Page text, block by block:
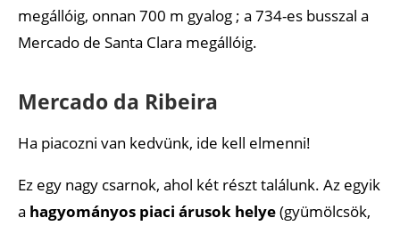
megállóig, onnan 700 m gyalog ; a 734-es busszal a
Mercado de Santa Clara megállóig.
Mercado da Ribeira
Ha piacozni van kedvünk, ide kell elmenni!
Ez egy nagy csarnok, ahol két részt találunk. Az egyik
a hagyományos piaci árusok helye(gyümölcsök,